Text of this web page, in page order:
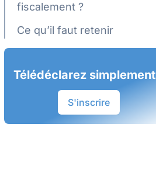
fiscalement ?
Ce qu’il faut retenir
Télédéclarez simplement
S'inscrire